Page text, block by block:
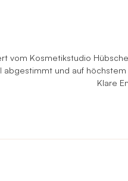
vom Kosmetikstudio
abgestimmt und auf
Klare